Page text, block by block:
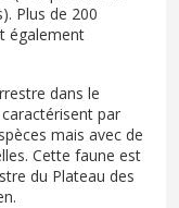
Plus de 200
également
dans le
par
mais avec de
Cette faune est
du Plateau des